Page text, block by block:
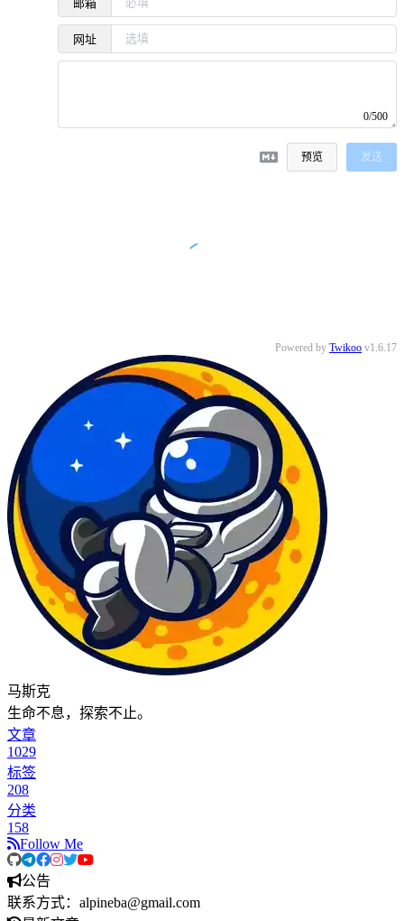
邮箱
网址
0/500
预览 发送
Powered by Twikoo v1.6.17
马斯克
生命不息，探索不止。
文章
1029
标签
208
分类
158
Follow Me
公告
联系方式：alpineba@gmail.com